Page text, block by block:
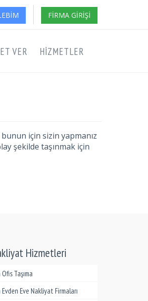
FIRMA GIRIŞI
VER HIZMETLER
için sizin yapmanız
şekilde taşınmak için
Hizmetleri
Taşıma
Eve Nakliyat Firmaları